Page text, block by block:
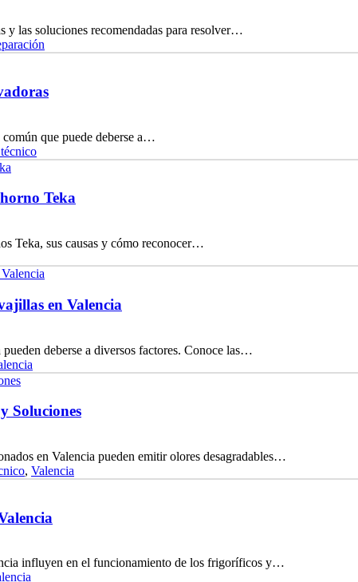
y las soluciones recomendadas para resolver…
común que puede deberse a…
Teka
Teka, sus causas y cómo reconocer…
en Valencia
deberse a diversos factores. Conoce las…
Soluciones
en Valencia pueden emitir olores desagradables…
, Valencia
influyen en el funcionamiento de los frigoríficos y…